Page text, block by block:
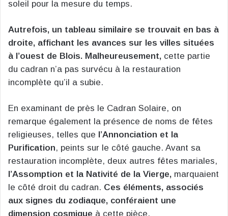
soleil pour la mesure du temps.
Autrefois, un tableau similaire se trouvait en bas à
droite, affichant les avances sur les villes situées
à l’ouest de Blois. Malheureusement, cette partie
du cadran n’a pas survécu à la restauration
incomplète qu’il a subie.
En examinant de près le Cadran Solaire, on
remarque également la présence de noms de fêtes
religieuses, telles que l’Annonciation et la
Purification, peints sur le côté gauche. Avant sa
restauration incomplète, deux autres fêtes mariales,
l’Assomption et la Nativité de la Vierge, marquaient
le côté droit du cadran. Ces éléments, associés
aux signes du zodiaque, conféraient une
dimension cosmique à cette pièce.